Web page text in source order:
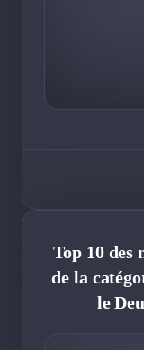
Top 10 des
de la
le